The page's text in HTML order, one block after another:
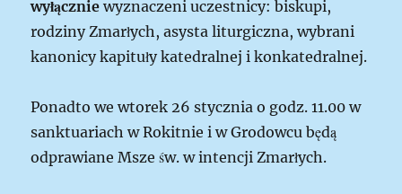
wyłącznie wyznaczeni uczestnicy: biskupi,
rodziny Zmarłych, asysta liturgiczna, wybrani
kanonicy kapituły katedralnej i konkatedralnej.
Ponadto we wtorek 26 stycznia o godz. 11.00 w
sanktuariach w Rokitnie i w Grodowcu będą
odprawiane Msze św. w intencji Zmarłych.